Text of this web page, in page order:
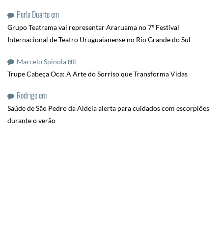
Perla Duarteem
Grupo Teatrama vai representar Araruama no 7º Festival
Internacional de Teatro Uruguaianense no Rio Grande do Sul
Marcelo Spinolaem
Trupe Cabeça Oca: A Arte do Sorriso que Transforma Vidas
Rodrigoem
Saúde de São Pedro da Aldeia alerta para cuidados com escorpiões
durante o verão